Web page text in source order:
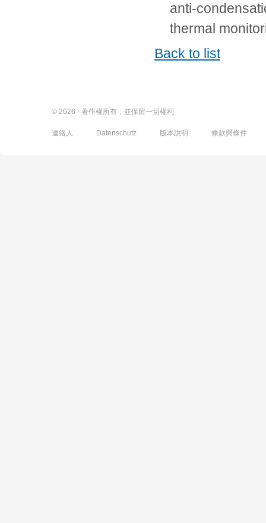
anti-
thermal
Back to list
© 2026 - 著作權所有，並保留一切權利
連絡人 Datenschutz 版本說明 條款與條件